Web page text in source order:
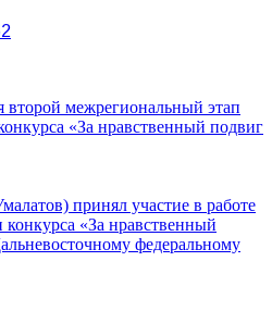
второй межрегиональный этап
«За нравственный подвиг
принял участие в работе
«За нравственный
федеральному